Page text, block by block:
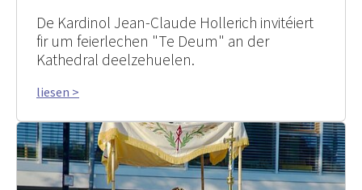
De Kardinol Jean-Claude Hollerich invitéiert
fir um feierlechen "Te Deum" an der
Kathedral deelzehuelen.
liesen >